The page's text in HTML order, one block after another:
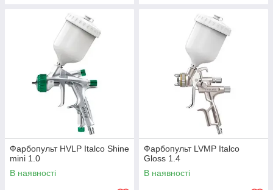
Фарбопульт HVLP Italco Shine
mini 1.0
В наявності
Фарбопульт LVMP Italco
Gloss 1.4
В наявності